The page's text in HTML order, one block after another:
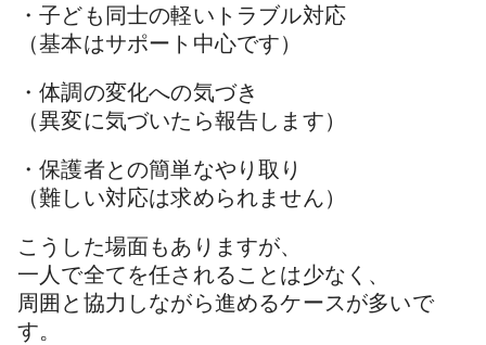
・子ども同士の軽いトラブル対応
（基本はサポート中心です）
・体調の変化への気づき
（異変に気づいたら報告します）
・保護者との簡単なやり取り
（難しい対応は求められません）
こうした場面もありますが、
一人で全てを任されることは少なく、
周囲と協力しながら進めるケースが多いで
す。